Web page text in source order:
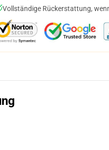
Vollständige Rückerstattung,